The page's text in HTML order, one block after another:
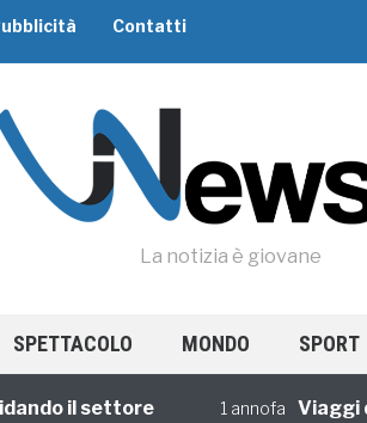
Contatti
La notizia è giovane
SPETTACOLO MONDO SPORT
il settore 1 annofa Viaggi di